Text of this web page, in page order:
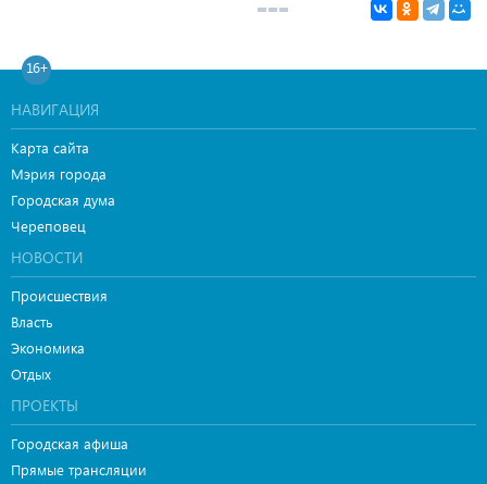
16+
НАВИГАЦИЯ
Карта сайта
Мэрия города
Городская дума
Череповец
НОВОСТИ
Происшествия
Власть
Экономика
Отдых
ПРОЕКТЫ
Городская афиша
Прямые трансляции